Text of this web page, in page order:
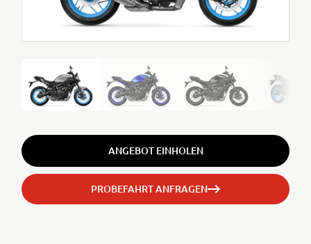
ANGEBOT EINHOLEN
PROBEFAHRT ANFRAGEN